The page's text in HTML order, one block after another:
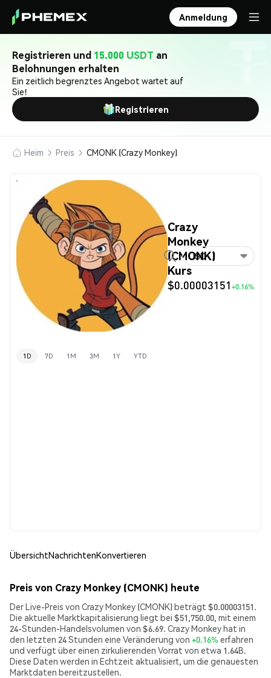
Anmeldung
Registrieren und 15.000 USDT an
Belohnungen erhalten
Ein zeitlich begrenztes Angebot wartet auf
Sie!
Registrieren
Heim Preis CMONK (Crazy Monkey)
Crazy
Monkey
(CMONK)
Kurs
$0.00003151 +0.16%
USD
1D 7D 1M 3M 1Y YTD
ÜbersichtNachrichtenKonvertieren
Preis von Crazy Monkey (CMONK) heute
Der Live-Preis von Crazy Monkey (CMONK) beträgt $0.00003151.
Die aktuelle Marktkapitalisierung liegt bei $51,750.00, mit einem
24-Stunden-Handelsvolumen von $6.69. Crazy Monkey hat in
den letzten 24 Stunden eine Veränderung von +0.16% erfahren
und verfügt über einen zirkulierenden Vorrat von etwa 1.64B.
Diese Daten werden in Echtzeit aktualisiert, um die genauesten
Marktdaten bereitzustellen.